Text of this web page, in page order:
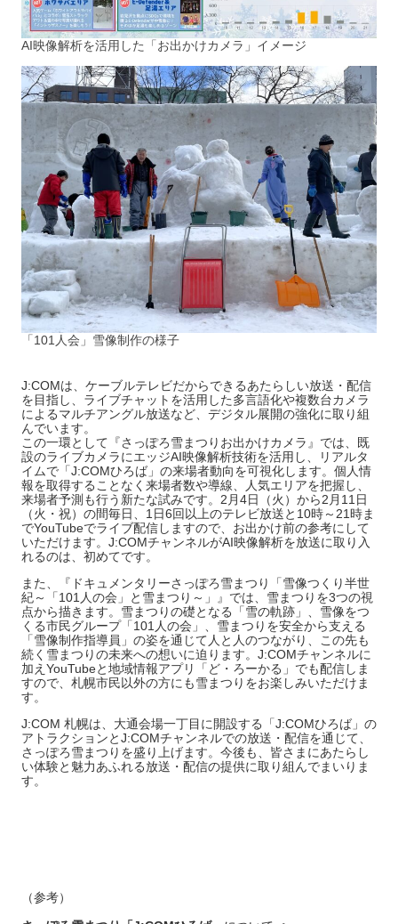
AI映像解析を活用した「お出かけカメラ」イメージ
「101人会」雪像制作の様子
J:COMは、ケーブルテレビだからできるあたらしい放送・配信
を目指し、ライブチャットを活用した多言語化や複数台カメラ
によるマルチアングル放送など、デジタル展開の強化に取り組
んでいます。
この一環として『さっぽろ雪まつりお出かけカメラ』では、既
設のライブカメラにエッジAI映像解析技術を活用し、リアルタ
イムで「J:COMひろば」の来場者動向を可視化します。個人情
報を取得することなく来場者数や導線、人気エリアを把握し、
来場者予測も行う新たな試みです。2月4日（火）から2月11日
（火・祝）の間毎日、1日6回以上のテレビ放送と10時～21時ま
でYouTubeでライブ配信しますので、お出かけ前の参考にして
いただけます。J:COMチャンネルがAI映像解析を放送に取り入
れるのは、初めてです。
また、『ドキュメンタリーさっぽろ雪まつり「雪像つくり半世
紀～「101人の会」と雪まつり～」』では、雪まつりを3つの視
点から描きます。雪まつりの礎となる「雪の軌跡」、雪像をつ
くる市民グループ「101人の会」、雪まつりを安全から支える
「雪像制作指導員」の姿を通じて人と人のつながり、この先も
続く雪まつりの未来への想いに迫ります。J:COMチャンネルに
加えYouTubeと地域情報アプリ「ど・ろーかる」でも配信しま
すので、札幌市民以外の方にも雪まつりをお楽しみいただけま
す。
J:COM 札幌は、大通会場一丁目に開設する「J:COMひろば」の
アトラクションとJ:COMチャンネルでの放送・配信を通じて、
さっぽろ雪まつりを盛り上げます。今後も、皆さまにあたらし
い体験と魅力あふれる放送・配信の提供に取り組んでまいりま
す。
（参考）